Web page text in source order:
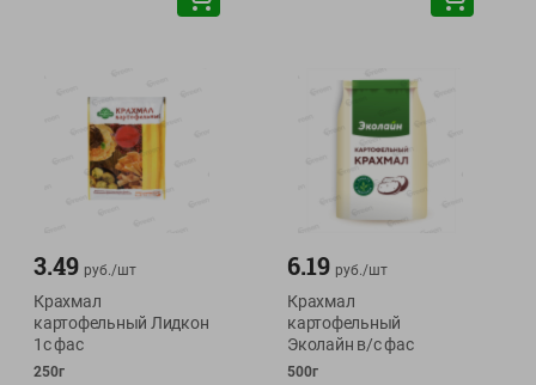
3.49 руб./шт
Крахмал
картофельный Лидкон
1с фас
250г
6.19 руб./шт
Крахмал
картофельный
Эколайн в/с фас
500г